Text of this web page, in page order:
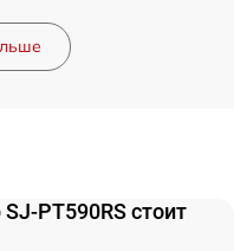
PT590RS стоит